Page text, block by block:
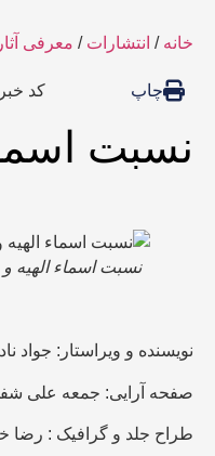
خانه / انتشارات / معرفی آثار
کد چاپ
نسبت
نسبت اسماء الهیه و
نویسنده و ویراستار: جواد
صفحه آرایی: جمعه علی
طراح جلد و گرافیک : رضا